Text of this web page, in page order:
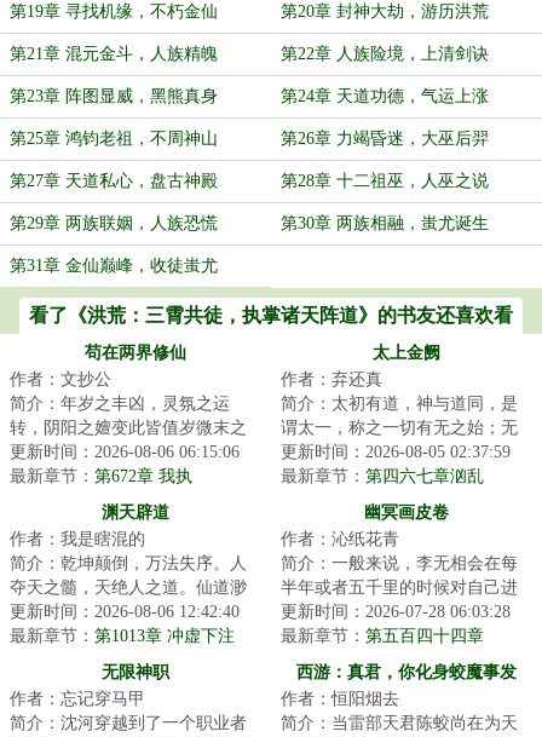
第19章 寻找机缘，不朽金仙 第20章 封神大劫，游历洪荒
第21章 混元金斗，人族精魄 第22章 人族险境，上清剑诀
第23章 阵图显威，黑熊真身 第24章 天道功德，气运上涨
第25章 鸿钧老祖，不周神山 第26章 力竭昏迷，大巫后羿
第27章 天道私心，盘古神殿 第28章 十二祖巫，人巫之说
第29章 两族联姻，人族恐慌 第30章 两族相融，蚩尤诞生
第31章 金仙巅峰，收徒蚩尤
看了《洪荒：三霄共徒，执掌诸天阵道》的书友还喜欢看
苟在两界修仙
作者：文抄公
简介：年岁之丰凶，灵氛之运
转，阴阳之嬗变此皆值岁微末之
绩耳……这是一个少年穿越两界
修仙，摸索成为【...
更新时间：2026-08-06 06:15:06
最新章节： 第672章 我执
太上金阙
作者：弃还真
简介：太初有道，神与道同，是
谓太一，称之一切有无之始；无
极之先，阴阳之母，是谓太上，
称之辟地天开之...
更新时间：2026-08-05 02:37:59
最新章节： 第四六七章汹乱
渊天辟道
作者：我是瞎混的
简介：乾坤颠倒，万法失序。人
夺天之髓，天绝人之道。仙道渺
渺，永生空空，我自辟道而行，
于深渊中见永生...
更新时间：2026-08-06 12:42:40
最新章节： 第1013章 冲虚下注
幽冥画皮卷
作者：沁纸花青
简介：一般来说，李无相会在每
半年或者五千里的时候对自己进
行一次小保养。主要项目是表皮
养护，内脏翻新...
更新时间：2026-07-28 06:03:28
最新章节： 第五百四十四章
无限神职
作者：忘记穿马甲
简介：沈河穿越到了一个职业者
西游：真君，你化身蛟魔事发
了！
作者：恒阳烟去
简介：当雷部天君陈蛟尚在为天